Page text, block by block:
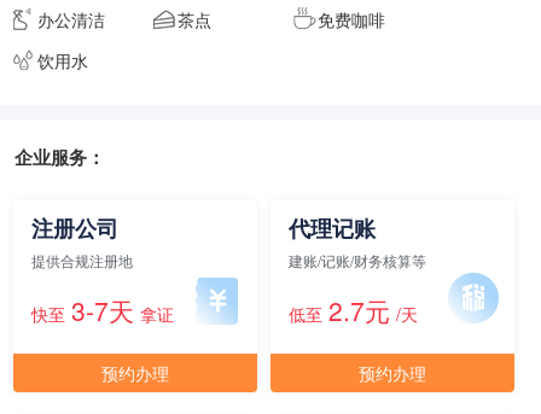
20人间 30000元/月/间
剩余 2间
元/月/间
面积130㎡剩余 1间
办公清洁
茶点
免费咖啡
饮用水
企业服务：
注册公司
提供合规注册地
快至 3-7天 拿证
预约办理
代理记账
建账/记账/财务核算等
低至 2.7元 /天
预约办理